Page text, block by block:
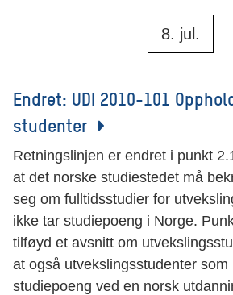
8. jul.
Endret: UDI 2010-101
studenter
Retningslinjen er endret i punkt
at det norske studiestedet må
seg om fulltidsstudier for
ikke tar studiepoeng i Norge.
tilføyd et avsnitt om
at også utvekslingsstudenter som
studiepoeng ved en norsk